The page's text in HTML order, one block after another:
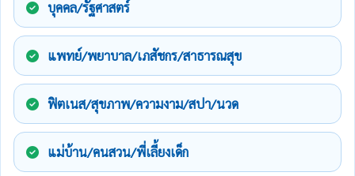
บุคคล/รัฐศาสตร์
แพทย์/พยาบาล/เภสัชกร/สาธารณสุข
ฟิตเนส/สุขภาพ/ความงาม/สปา/นวด
แม่บ้าน/คนสวน/พี่เลี้ยงเด็ก